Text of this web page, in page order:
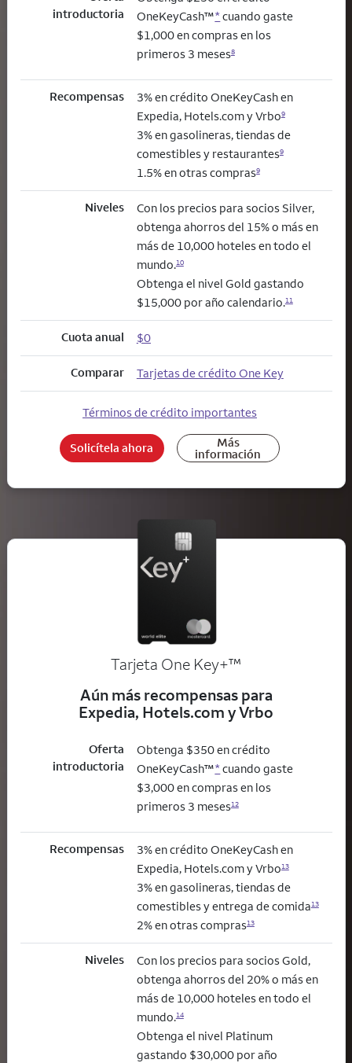
introductoria
OneKeyCash™* cuando gaste
$1,000 en compras en los
primeros 3 meses8
Recompensas
3% en crédito OneKeyCash en
Expedia, Hotels.com y Vrbo9
3% en gasolineras, tiendas de
comestibles y restaurantes9
1.5% en otras compras9
Niveles
Con los precios para socios Silver,
obtenga ahorros del 15% o más en
más de 10,000 hoteles en todo el
mundo.10
Obtenga el nivel Gold gastando
$15,000 por año calendario.11
Cuota anual $0
Comparar Tarjetas de crédito One Key
Términos de crédito importantes
Solicítela ahora Más
información
Tarjeta One Key+trademark
™
Aún más recompensas para
Expedia, Hotels.com y Vrbo
Oferta
introductoria
Obtenga $350 en crédito
OneKeyCash™* cuando gaste
$3,000 en compras en los
primeros 3 meses12
Recompensas
3% en crédito OneKeyCash en
Expedia, Hotels.com y Vrbo13
3% en gasolineras, tiendas de
comestibles y entrega de comida13
2% en otras compras13
Niveles
Con los precios para socios Gold,
obtenga ahorros del 20% o más en
más de 10,000 hoteles en todo el
mundo.14
Obtenga el nivel Platinum
gastando $30,000 por año